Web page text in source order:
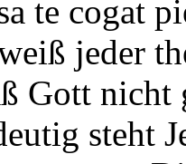
te cogat
jeder
Gott nicht
steht